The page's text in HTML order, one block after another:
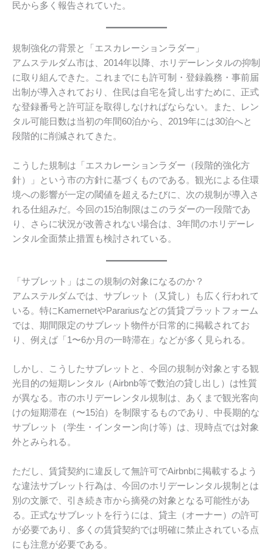
民から多く報告されていた。
規制強化の背景と「エスカレーションラダー」
アムステルダム市は、2014年以降、ホリデーレンタルの抑制
に取り組んできた。これまでにも許可制・登録義務・事前届
出制が導入されており、住民は自宅を貸し出すために、正式
な登録番号と許可証を取得しなければならない。また、レン
タル可能日数は当初の年間60泊から、2019年には30泊へと
段階的に削減されてきた。
こうした規制は「エスカレーションラダー（段階的強化方
針）」という市の方針に基づくものである。観光による住環
境への影響が一定の閾値を超えるたびに、次の規制が導入さ
れる仕組みだ。今回の15泊制限はこのラダーの一段階であ
り、さらに状況が改善されない場合は、3年間のホリデーレ
ンタル全面禁止措置も検討されている。
「サブレット」はこの規制の対象になるのか？
アムステルダムでは、サブレット（又貸し）も広く行われて
いる。特にKamernetやParariusなどの賃貸プラットフォーム
では、期間限定のサブレット物件が日常的に掲載されてお
り、例えば「1〜6か月の一時滞在」などが多く見られる。
しかし、こうしたサブレットと、今回の規制が対象とする観
光目的の短期レンタル（Airbnb等で数泊の貸し出し）は性質
が異なる。市のホリデーレンタル規制は、あくまで観光客向
けの短期滞在（〜15泊）を制限するものであり、中長期的な
サブレット（学生・インターン向け等）は、現時点では対象
外とみられる。
ただし、賃貸契約に違反して無許可でAirbnbに掲載するよう
な違法サブレット行為は、今回のホリデーレンタル規制とは
別の文脈で、引き続き市から摘発の対象となる可能性があ
る。正式なサブレットを行うには、貸主（オーナー）の許可
が必要であり、多くの賃貸契約では明確に禁止されている点
にも注意が必要である。